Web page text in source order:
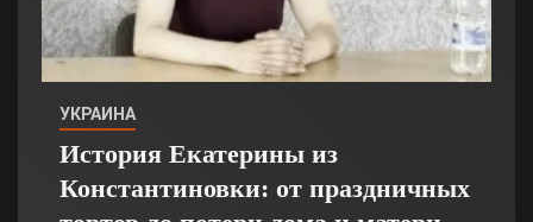
УКРАИНА
История Екатерины из
Константиновки: от праздничных